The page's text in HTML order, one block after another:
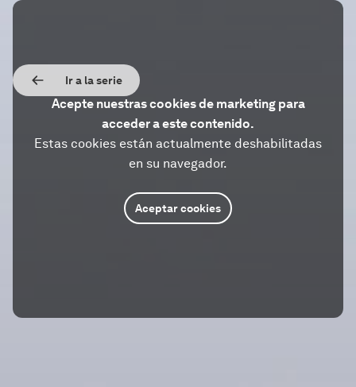
Ir a la serie
Acepte nuestras cookies de marketing para
acceder a este contenido.
Estas cookies están actualmente deshabilitadas
en su navegador.
Aceptar cookies